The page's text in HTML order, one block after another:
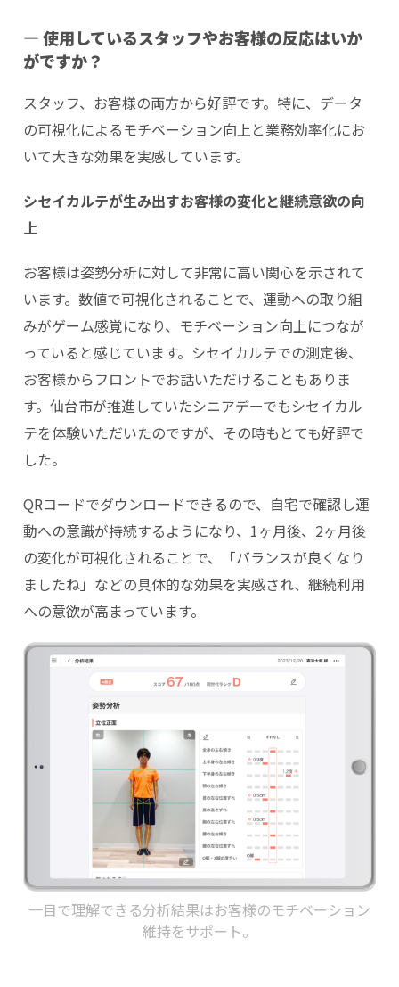
― 使用しているスタッフやお客様の反応はいか
がですか？
スタッフ、お客様の両方から好評です。特に、データ
の可視化によるモチベーション向上と業務効率化にお
いて大きな効果を実感しています。
シセイカルテが生み出すお客様の変化と継続意欲の向
上
お客様は姿勢分析に対して非常に高い関心を示されて
います。数値で可視化されることで、運動への取り組
みがゲーム感覚になり、モチベーション向上につなが
っていると感じています。シセイカルテでの測定後、
お客様からフロントでお話いただけることもありま
す。仙台市が推進していたシニアデーでもシセイカル
テを体験いただいたのですが、その時もとても好評で
した。
QRコードでダウンロードできるので、自宅で確認し運
動への意識が持続するようになり、1ヶ月後、2ヶ月後
の変化が可視化されることで、「バランスが良くなり
ましたね」などの具体的な効果を実感され、継続利用
への意欲が高まっています。
一目で理解できる分析結果はお客様のモチベーション
維持をサポート。